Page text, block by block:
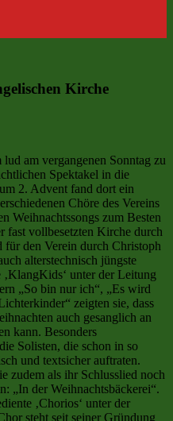
Kirche
am vergangenen Sonntag zu
Spektakel in die
2. Advent fand dort ein
Chöre des Vereins
Weihnachtssongs zum Besten
fast vollbesetzten Kirche durch
für den Verein durch Christoph
alterstechnisch jüngste
‚KlangKids‘ unter der Leitung
„So bin nur ich“, „Es wird
zeigten sie, dass
auch gesanglich an
kann. Besonders
Solisten, die schon in so
und textsicher auftraten.
zudem als ihr Schlusslied noch
„In der Weihnachtsbäckerei“.
‚Chorios‘ unter der
steht seit seiner Gründung